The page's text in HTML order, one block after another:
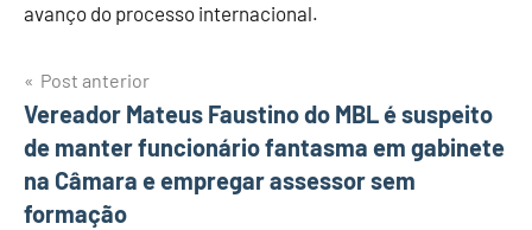
avanço do processo internacional.
Navegação
de
Post
Post anterior
Vereador Mateus Faustino do MBL é suspeito
de manter funcionário fantasma em gabinete
na Câmara e empregar assessor sem
formação